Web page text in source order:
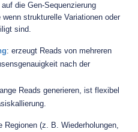
die Gen-Sequenzierung
strukturelle Variationen oder
sind.
: erzeugt Reads von mehreren
nach der
Reads generieren, ist flexibel
Regionen (z. B. Wiederholungen,